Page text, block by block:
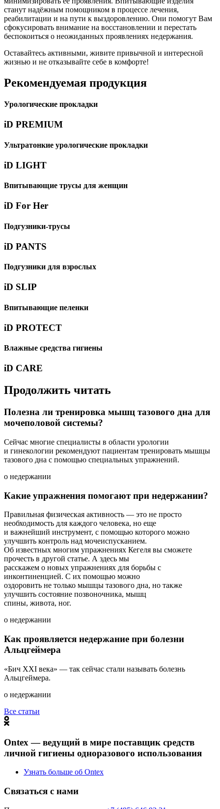
станут надёжным помощником в процессе лечения,
реабилитации и на пути к выздоровлению. Они помогут Вам
сфокусировать внимание на восстановлении и перестать
беспокоиться о неожиданных проявлениях недержания.
Оставайтесь активными, живите привычной и интересной
жизнью и не отказывайте себе в комфорте!
Рекомендуемая продукция
Урологические прокладки
iD PREMIUM
Ультратонкие урологические прокладки
iD LIGHT
Впитывающие трусы для женщин
iD For Her
Подгузники-трусы
iD PANTS
Подгузники для взрослых
iD SLIP
Впитывающие пеленки
iD PROTECT
Влажные средства гигиены
iD CARE
Продолжить читать
Полезна ли тренировка мышц тазового дна для
мочеполовой системы?
Сейчас многие специалисты в области урологии
и гинекологии рекомендуют пациентам тренировать мышцы
тазового дна с помощью специальных упражнений.
о недержании
Какие упражнения помогают при недержании?
Правильная физическая активность — это не просто
необходимость для каждого человека, но еще
и важнейший инструмент, с помощью которого можно
улучшить контроль над мочеиспусканием.
Об известных многим упражнениях Кегеля вы сможете
прочесть в другой статье. А здесь мы
расскажем о новых упражнениях для борьбы с
инконтиненцией. С их помощью можно
оздоровить не только мышцы тазового дна, но также
улучшить состояние позвоночника, мышц
спины, живота, ног.
о недержании
Как проявляется недержание при болезни
Альцгеймера
«Бич XXI века» — так сейчас стали называть болезнь
Альцгеймера.
о недержании
Все статьи
Ontex — ведущий в мире поставщик средств
личной гигиены одноразового использования
Узнать больше об Ontex
Связаться с нами